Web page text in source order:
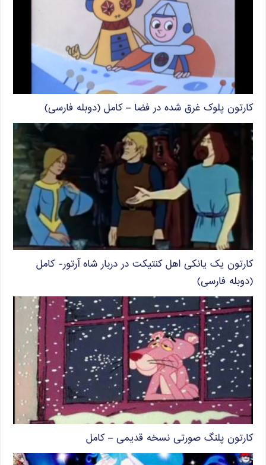
کارتون پلوک غرق شده در فضا – کامل (دوبله فارسی)
کارتون یک یانکی اهل کنتیکت در دربار شاه آرتور- کامل
(دوبله فارسی)
کارتون پلنگ صورتی نسخه قدیمی – کامل